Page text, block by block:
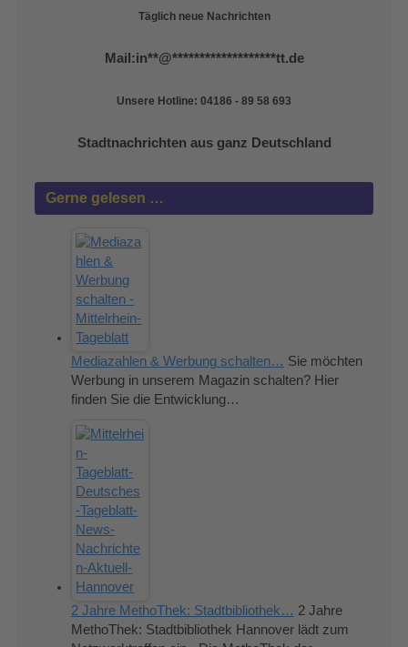
Täglich neue Nachrichten
Mail:in**@*******************tt.de
Unsere Hotline: 04186 - 89 58 693
Stadtnachrichten aus ganz Deutschland
Gerne gelesen …
Mediazahlen & Werbung schalten… Sie möchten
Werbung in unserem Magazin schalten? Hier
finden Sie die Entwicklung…
2 Jahre MethoThek: Stadtbibliothek… 2 Jahre
MethoThek: Stadtbibliothek Hannover lädt zum